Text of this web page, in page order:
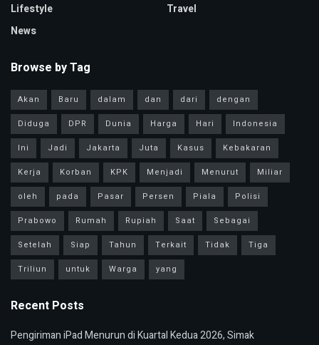
Lifestyle
News
Travel
Browse by Tag
Akan Baru dalam dan dari
dengan
Diduga
DPR Dunia Harga Hari
Indonesia
Ini
Jadi Jakarta Juta Kasus
Kebakaran
Kerja
Korban KPK Menjadi Menurut
Miliar
oleh
pada Pasar Persen Piala
Polisi
Prabowo
Rumah Rupiah Saat
Sebagai
Setelah
Siap Tahun Terkait Tidak
Tiga
Triliun
untuk Warga yang
Recent Posts
Pengiriman iPad Menurun di Kuartal Kedua 2026, Simak